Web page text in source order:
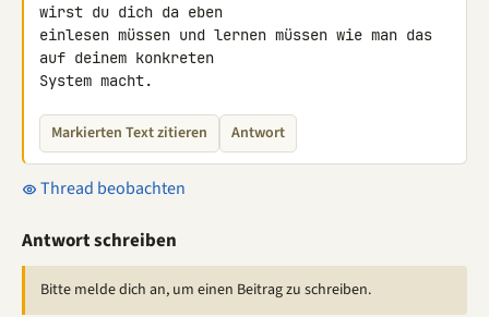
wirst du dich da eben
einlesen müssen und lernen müssen wie man das
auf deinem konkreten
System macht.
Markierten Text zitieren Antwort
Thread beobachten
Antwort schreiben
Bitte melde dich an, um einen Beitrag zu schreiben.